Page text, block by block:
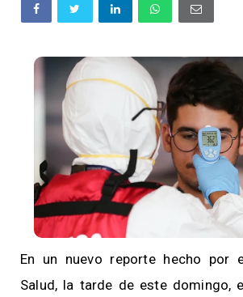
En un nuevo reporte hecho por
Salud, la tarde de este domingo,